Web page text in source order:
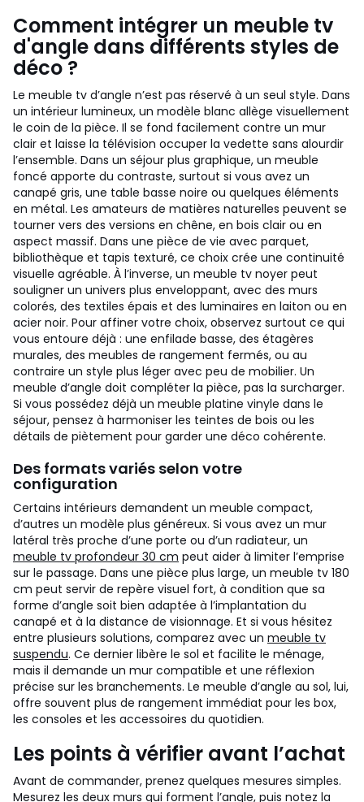
Comment intégrer un meuble tv
d'angle dans différents styles de
déco ?
Le meuble tv d’angle n’est pas réservé à un seul style. Dans
un intérieur lumineux, un modèle blanc allège visuellement
le coin de la pièce. Il se fond facilement contre un mur
clair et laisse la télévision occuper la vedette sans alourdir
l’ensemble. Dans un séjour plus graphique, un meuble
foncé apporte du contraste, surtout si vous avez un
canapé gris, une table basse noire ou quelques éléments
en métal. Les amateurs de matières naturelles peuvent se
tourner vers des versions en chêne, en bois clair ou en
aspect massif. Dans une pièce de vie avec parquet,
bibliothèque et tapis texturé, ce choix crée une continuité
visuelle agréable. À l’inverse, un meuble tv noyer peut
souligner un univers plus enveloppant, avec des murs
colorés, des textiles épais et des luminaires en laiton ou en
acier noir. Pour affiner votre choix, observez surtout ce qui
vous entoure déjà : une enfilade basse, des étagères
murales, des meubles de rangement fermés, ou au
contraire un style plus léger avec peu de mobilier. Un
meuble d’angle doit compléter la pièce, pas la surcharger.
Si vous possédez déjà un meuble platine vinyle dans le
séjour, pensez à harmoniser les teintes de bois ou les
détails de piètement pour garder une déco cohérente.
Des formats variés selon votre
configuration
Certains intérieurs demandent un meuble compact,
d’autres un modèle plus généreux. Si vous avez un mur
latéral très proche d’une porte ou d’un radiateur, un
meuble tv profondeur 30 cm peut aider à limiter l’emprise
sur le passage. Dans une pièce plus large, un meuble tv 180
cm peut servir de repère visuel fort, à condition que sa
forme d’angle soit bien adaptée à l’implantation du
canapé et à la distance de visionnage. Et si vous hésitez
entre plusieurs solutions, comparez avec un meuble tv
suspendu. Ce dernier libère le sol et facilite le ménage,
mais il demande un mur compatible et une réflexion
précise sur les branchements. Le meuble d’angle au sol, lui,
offre souvent plus de rangement immédiat pour les box,
les consoles et les accessoires du quotidien.
Les points à vérifier avant l’achat
Avant de commander, prenez quelques mesures simples.
Mesurez les deux murs qui forment l’angle, puis notez la